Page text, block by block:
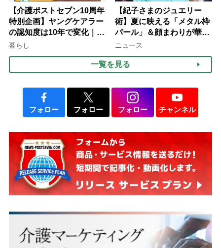
【介護ポストセブン10周年
特別企画】ヤングケアラー
の認知度は10年で変化｜流
行語大賞にノミネート、法
暮らし
【紀子さまのジュエリー
術】夏に映える「メタル枠
パール」＆顔まわりが華や
ぐ「揺れる一粒」の使い分
ニュース
一覧を見る
フォロー フォロー フォロー チャンネル